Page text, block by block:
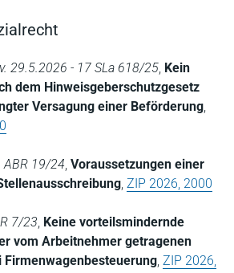
29.5.2026 - 17 SLa 618/25, Kein
dem Hinweisgeberschutzgesetz
Versagung einer Beförderung,
ABR 19/24, Voraussetzungen einer
, ZIP 2026, 2000
7/23, Keine vorteilsmindernde
vom Arbeitnehmer getragenen
, ZIP 2026,